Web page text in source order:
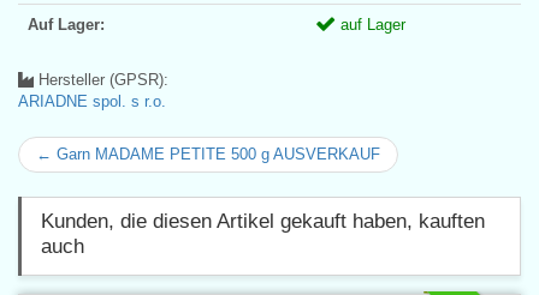
Auf Lager: auf Lager
Hersteller (GPSR):
ARIADNE spol. s r.o.
← Garn MADAME PETITE 500 g AUSVERKAUF
Kunden, die diesen Artikel gekauft haben, kauften
auch